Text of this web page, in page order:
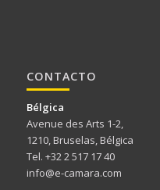
CONTACTO
Bélgica
Avenue des Arts 1-2,
1210, Bruselas, Bélgica
Tel. +32 2 517 17 40
info@e-camara.com